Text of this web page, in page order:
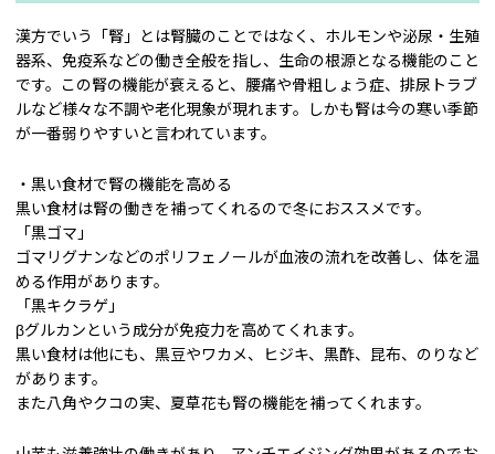
漢方でいう「腎」とは腎臓のことではなく、ホルモンや泌尿・生殖
器系、免疫系などの働き全般を指し、生命の根源となる機能のこと
です。この腎の機能が衰えると、腰痛や骨粗しょう症、排尿トラブ
ルなど様々な不調や老化現象が現れます。しかも腎は今の寒い季節
が一番弱りやすいと言われています。
・黒い食材で腎の機能を高める
黒い食材は腎の働きを補ってくれるので冬におススメです。
「黒ゴマ」
ゴマリグナンなどのポリフェノールが血液の流れを改善し、体を温
める作用があります。
「黒キクラゲ」
βグルカンという成分が免疫力を高めてくれます。
黒い食材は他にも、黒豆やワカメ、ヒジキ、黒酢、昆布、のりなど
があります。
また八角やクコの実、夏草花も腎の機能を補ってくれます。